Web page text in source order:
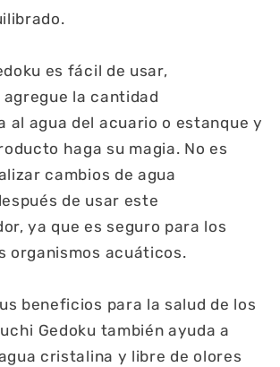
es fácil de usar,
la cantidad
al agua del acuario o estanque y
haga su magia. No es
cambios de agua
de usar este
ya que es seguro para los
organismos acuáticos.
beneficios para la salud de los
Gedoku también ayuda a
cristalina y libre de olores